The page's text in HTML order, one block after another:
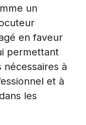
un
en faveur
permettant
à
et à
les